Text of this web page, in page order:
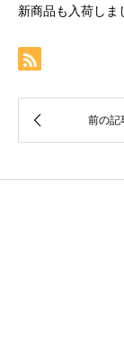
新商品も入荷しま